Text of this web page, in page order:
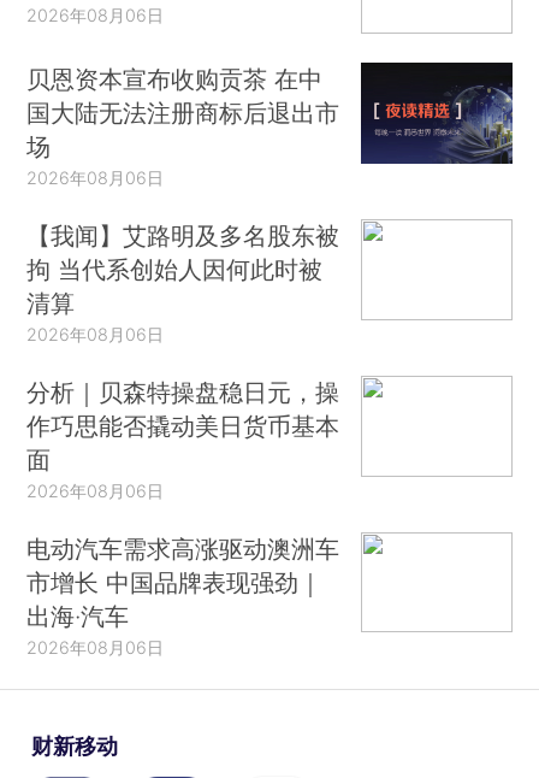
2026年08月06日
贝恩资本宣布收购贡茶 在中
国大陆无法注册商标后退出市
场
2026年08月06日
【我闻】艾路明及多名股东被
拘 当代系创始人因何此时被
清算
2026年08月06日
分析｜贝森特操盘稳日元，操
作巧思能否撬动美日货币基本
面
2026年08月06日
电动汽车需求高涨驱动澳洲车
市增长 中国品牌表现强劲｜
出海·汽车
2026年08月06日
财新移动